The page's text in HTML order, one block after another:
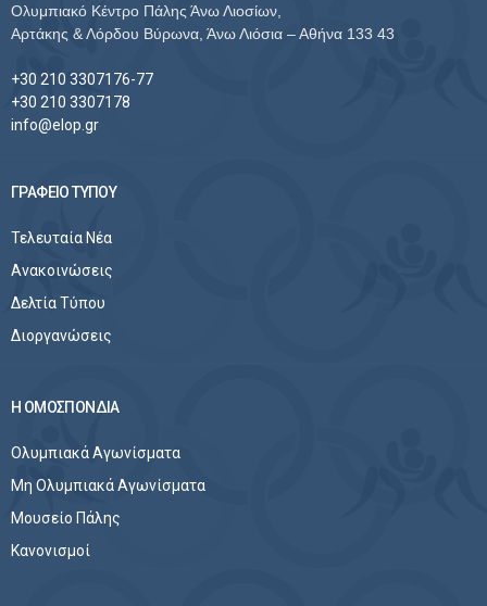
Ολυμπιακό Κέντρο Πάλης Άνω Λιοσίων,
Αρτάκης & Λόρδου Βύρωνα, Άνω Λιόσια – Αθήνα 133 43
+30 210 3307176-77
+30 210 3307178
info@elop.gr
ΓΡΑΦΕΙΟ ΤΥΠΟΥ
Τελευταία Νέα
Ανακοινώσεις
Δελτία Τύπου
Διοργανώσεις
Η ΟΜΟΣΠΟΝΔΙΑ
Ολυμπιακά Αγωνίσματα
Μη Ολυμπιακά Αγωνίσματα
Μουσείο Πάλης
Κανονισμοί